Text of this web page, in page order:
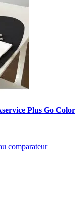
Plus Go Color
comparateur